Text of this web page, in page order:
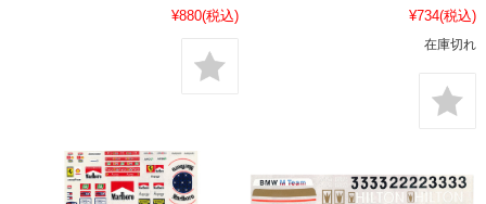
¥880(税込) ¥734(税込)
在庫切れ